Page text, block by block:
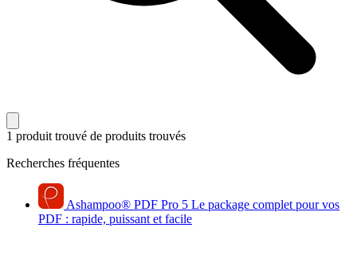
1 produit trouvé de produits trouvés
Recherches fréquentes
Ashampoo® PDF Pro 5 Le package complet pour vos
PDF : rapide, puissant et facile